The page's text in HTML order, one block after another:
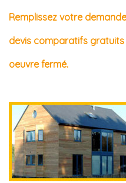
Remplissez votre
devis comparatifs
oeuvre fermé.